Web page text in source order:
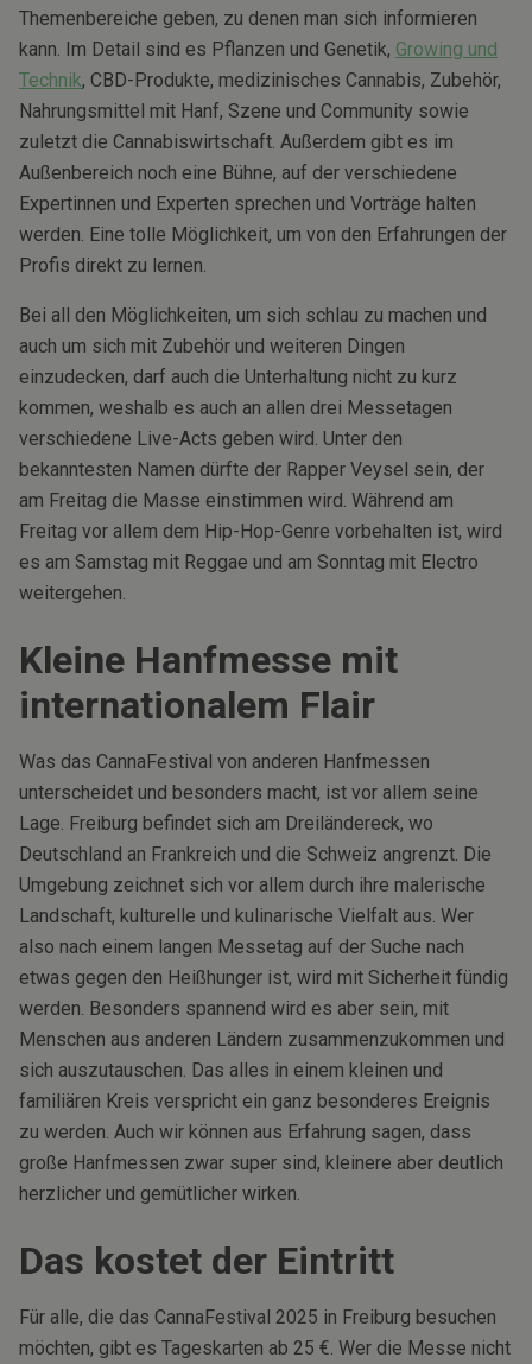
Themenbereiche geben, zu denen man sich informieren
kann. Im Detail sind es Pflanzen und Genetik, Growing und
Technik, CBD-Produkte, medizinisches Cannabis, Zubehör,
Nahrungsmittel mit Hanf, Szene und Community sowie
zuletzt die Cannabiswirtschaft. Außerdem gibt es im
Außenbereich noch eine Bühne, auf der verschiedene
Expertinnen und Experten sprechen und Vorträge halten
werden. Eine tolle Möglichkeit, um von den Erfahrungen der
Profis direkt zu lernen.
Bei all den Möglichkeiten, um sich schlau zu machen und
auch um sich mit Zubehör und weiteren Dingen
einzudecken, darf auch die Unterhaltung nicht zu kurz
kommen, weshalb es auch an allen drei Messetagen
verschiedene Live-Acts geben wird. Unter den
bekanntesten Namen dürfte der Rapper Veysel sein, der
am Freitag die Masse einstimmen wird. Während am
Freitag vor allem dem Hip-Hop-Genre vorbehalten ist, wird
es am Samstag mit Reggae und am Sonntag mit Electro
weitergehen.
Kleine Hanfmesse mit
internationalem Flair
Was das CannaFestival von anderen Hanfmessen
unterscheidet und besonders macht, ist vor allem seine
Lage. Freiburg befindet sich am Dreiländereck, wo
Deutschland an Frankreich und die Schweiz angrenzt. Die
Umgebung zeichnet sich vor allem durch ihre malerische
Landschaft, kulturelle und kulinarische Vielfalt aus. Wer
also nach einem langen Messetag auf der Suche nach
etwas gegen den Heißhunger ist, wird mit Sicherheit fündig
werden. Besonders spannend wird es aber sein, mit
Menschen aus anderen Ländern zusammenzukommen und
sich auszutauschen. Das alles in einem kleinen und
familiären Kreis verspricht ein ganz besonderes Ereignis
zu werden. Auch wir können aus Erfahrung sagen, dass
große Hanfmessen zwar super sind, kleinere aber deutlich
herzlicher und gemütlicher wirken.
Das kostet der Eintritt
Für alle, die das CannaFestival 2025 in Freiburg besuchen
möchten, gibt es Tageskarten ab 25 €. Wer die Messe nicht